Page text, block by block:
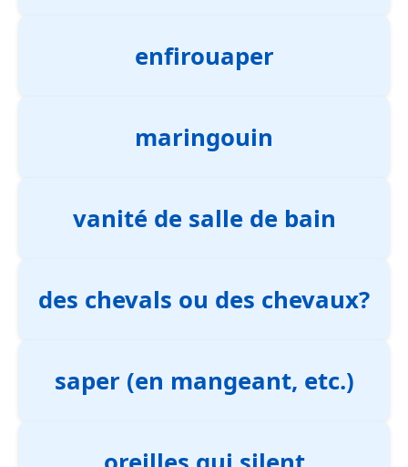
enfirouaper
maringouin
vanité de salle de bain
des chevals ou des chevaux?
saper (en mangeant, etc.)